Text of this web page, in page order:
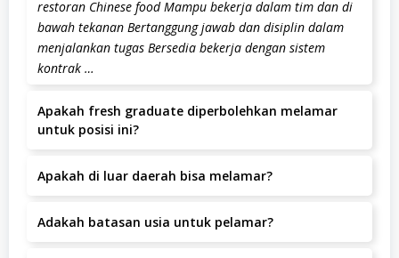
restoran Chinese food Mampu bekerja dalam tim dan di
bawah tekanan Bertanggung jawab dan disiplin dalam
menjalankan tugas Bersedia bekerja dengan sistem
kontrak …
Apakah fresh graduate diperbolehkan melamar
untuk posisi ini?
pengalaman.
Apakah di luar daerah bisa melamar?
selama bersedia bekerja di Setrasari Mall B3 no 53,
Adakah batasan usia untuk pelamar?